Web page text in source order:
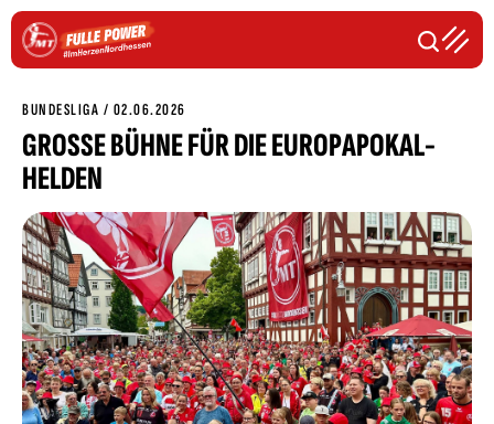
BUNDESLIGA / 02.06.2026
GROSSE BÜHNE FÜR DIE EUROPAPOKAL-H
ELDEN